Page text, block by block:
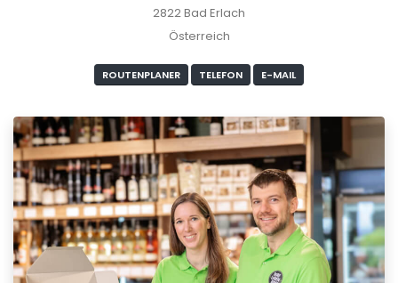
2822 Bad Erlach
Österreich
ROUTENPLANER TELEFON E-MAIL